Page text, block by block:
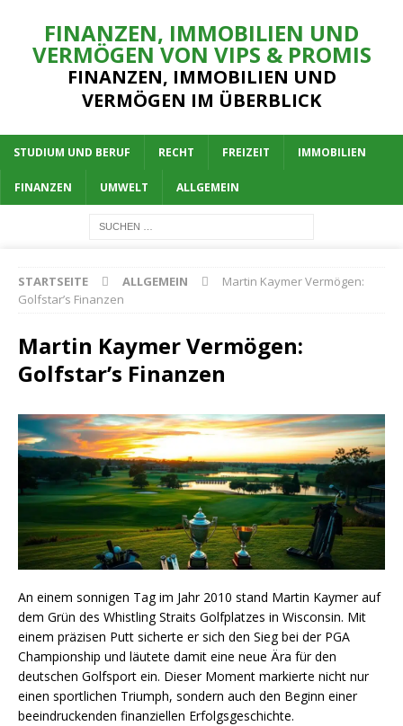
FINANZEN, IMMOBILIEN UND
VERMÖGEN VON VIPS & PROMIS
FINANZEN, IMMOBILIEN UND
VERMÖGEN IM ÜBERBLICK
STUDIUM UND BERUF RECHT FREIZEIT IMMOBILIEN
FINANZEN UMWELT ALLGEMEIN
STARTSEITE ALLGEMEIN
Martin Kaymer Vermögen:
Golfstar’s Finanzen
Martin Kaymer Vermögen:
Golfstar’s Finanzen
An einem sonnigen Tag im Jahr 2010 stand Martin Kaymer auf
dem Grün des Whistling Straits Golfplatzes in Wisconsin. Mit
einem präzisen Putt sicherte er sich den Sieg bei der PGA
Championship und läutete damit eine neue Ära für den
deutschen Golfsport ein. Dieser Moment markierte nicht nur
einen sportlichen Triumph, sondern auch den Beginn einer
beeindruckenden finanziellen Erfolgsgeschichte.